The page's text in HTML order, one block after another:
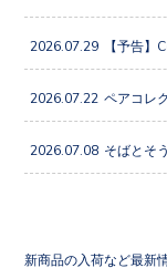
2026.07.29 【予告】
2026.07.22 ペアコレ
2026.07.08 そばとそ
新商品の入荷など最新